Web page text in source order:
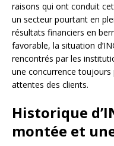
raisons qui ont conduit
un secteur pourtant en
résultats financiers en
favorable, la situation
rencontrés par les
une concurrence toujours
attentes des clients.
Historique
montée et